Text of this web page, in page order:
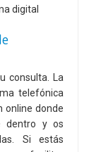
digital
consulta. La
telefónica
online donde
dentro y os
Si estás